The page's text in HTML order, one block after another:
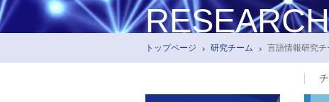
トップページ 研究チーム 言語情報研究チ